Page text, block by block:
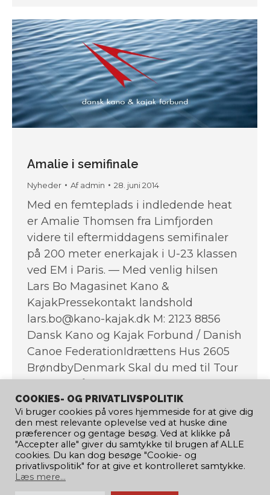
Amalie i semifinale
Nyheder Afadmin 28. juni 2014
Med en femteplads i indledende heat
er Amalie Thomsen fra Limfjorden
videre til eftermiddagens semifinaler
på 200 meter enerkajak i U-23 klassen
ved EM i Paris. — Med venlig hilsen
Lars Bo Magasinet Kano &
KajakPressekontakt landshold
lars.bo@kano-kajak.dk M: 2123 8856
Dansk Kano og Kajak Forbund / Danish
Canoe FederationIdrættens Hus 2605
BrøndbyDenmark Skal du med til Tour
september? LINK
← 1 … 592 593 594
595
COOKIES- OG PRIVATLIVSPOLITIK
Vi bruger cookies på vores hjemmeside for at give dig
den mest relevante oplevelse ved at huske dine
præferencer og gentage besøg. Ved at klikke på
"Accepter alle" giver du samtykke til brugen af ​​ALLE
cookies. Du kan dog besøge "Cookie- og
privatlivspolitik" for at give et kontrolleret samtykke.
Læs mere...